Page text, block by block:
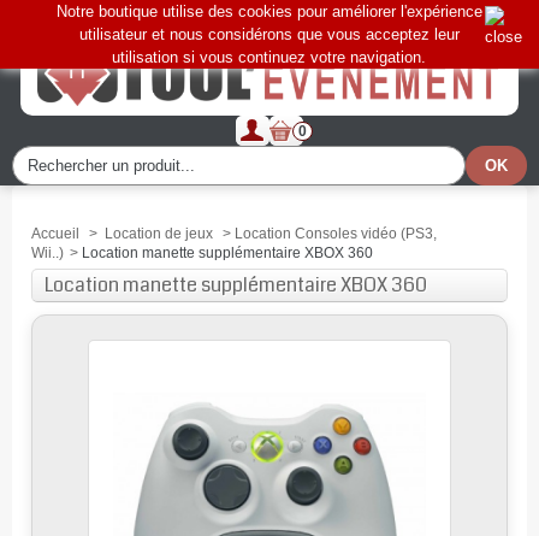
0
Notre boutique utilise des cookies pour améliorer l'expérience
utilisateur et nous considérons que vous acceptez leur
utilisation si vous continuez votre navigation.
Accueil > Location de jeux > Location Consoles vidéo (PS3,
Wii..) > Location manette supplémentaire XBOX 360
Location manette supplémentaire XBOX 360